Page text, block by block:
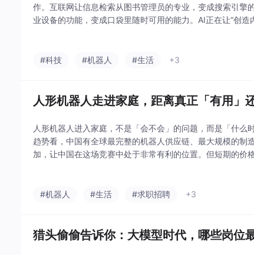
作。互联网让信息检索从图书管理员的专业，变成搜索引擎
业设备的功能，变成口袋里随时可用的能力。AI正在让“创造
#科技
#机器人 #生活 +3
人形机器人走进家庭，距离真正「有用」
人形机器人进入家庭，不是「会不会」的问题，而是「什么
趋势看，中国有全球最完整的机器人供应链、最大规模的制
加，让中国在这场竞赛中处于非常有利的位置。但短期的价
#机器人
#生活 #求职招聘 +3
猎头偷偷告诉你：大模型时代，哪些岗位